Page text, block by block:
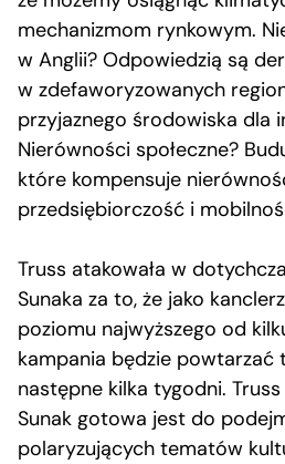
mechanizmom rynkowym.
w Anglii? Odpowiedzią są
w zdefaworyzowanych
przyjaznego środowiska dla
Nierówności społeczne?
które kompensuje
przedsiębiorczość i
Truss atakowała w
Sunaka za to, że jako
poziomu najwyższego od
kampania będzie powtarzać
następne kilka tygodni.
Sunak gotowa jest do
polaryzujących tematów